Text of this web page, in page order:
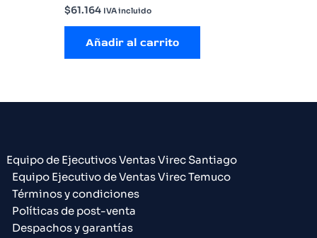
$61.164 IVA incluido
Añadir al carrito
Equipo de Ejecutivos Ventas Virec Santiago
Equipo Ejecutivo de Ventas Virec Temuco
Términos y condiciones
Políticas de post-venta
Despachos y garantías